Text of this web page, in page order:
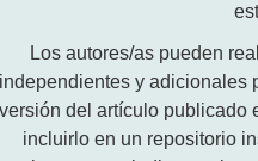
Los autores/as pueden
independientes y adicionales
versión del artículo publicado
incluirlo en un repositorio